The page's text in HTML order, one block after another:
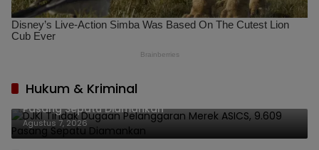
Hukum & Kriminal
DJKI Tindak Dugaan Pelanggaran Merek ASICS, 9.609
Pasang Sepatu Diamankan
Agustus 7, 2026